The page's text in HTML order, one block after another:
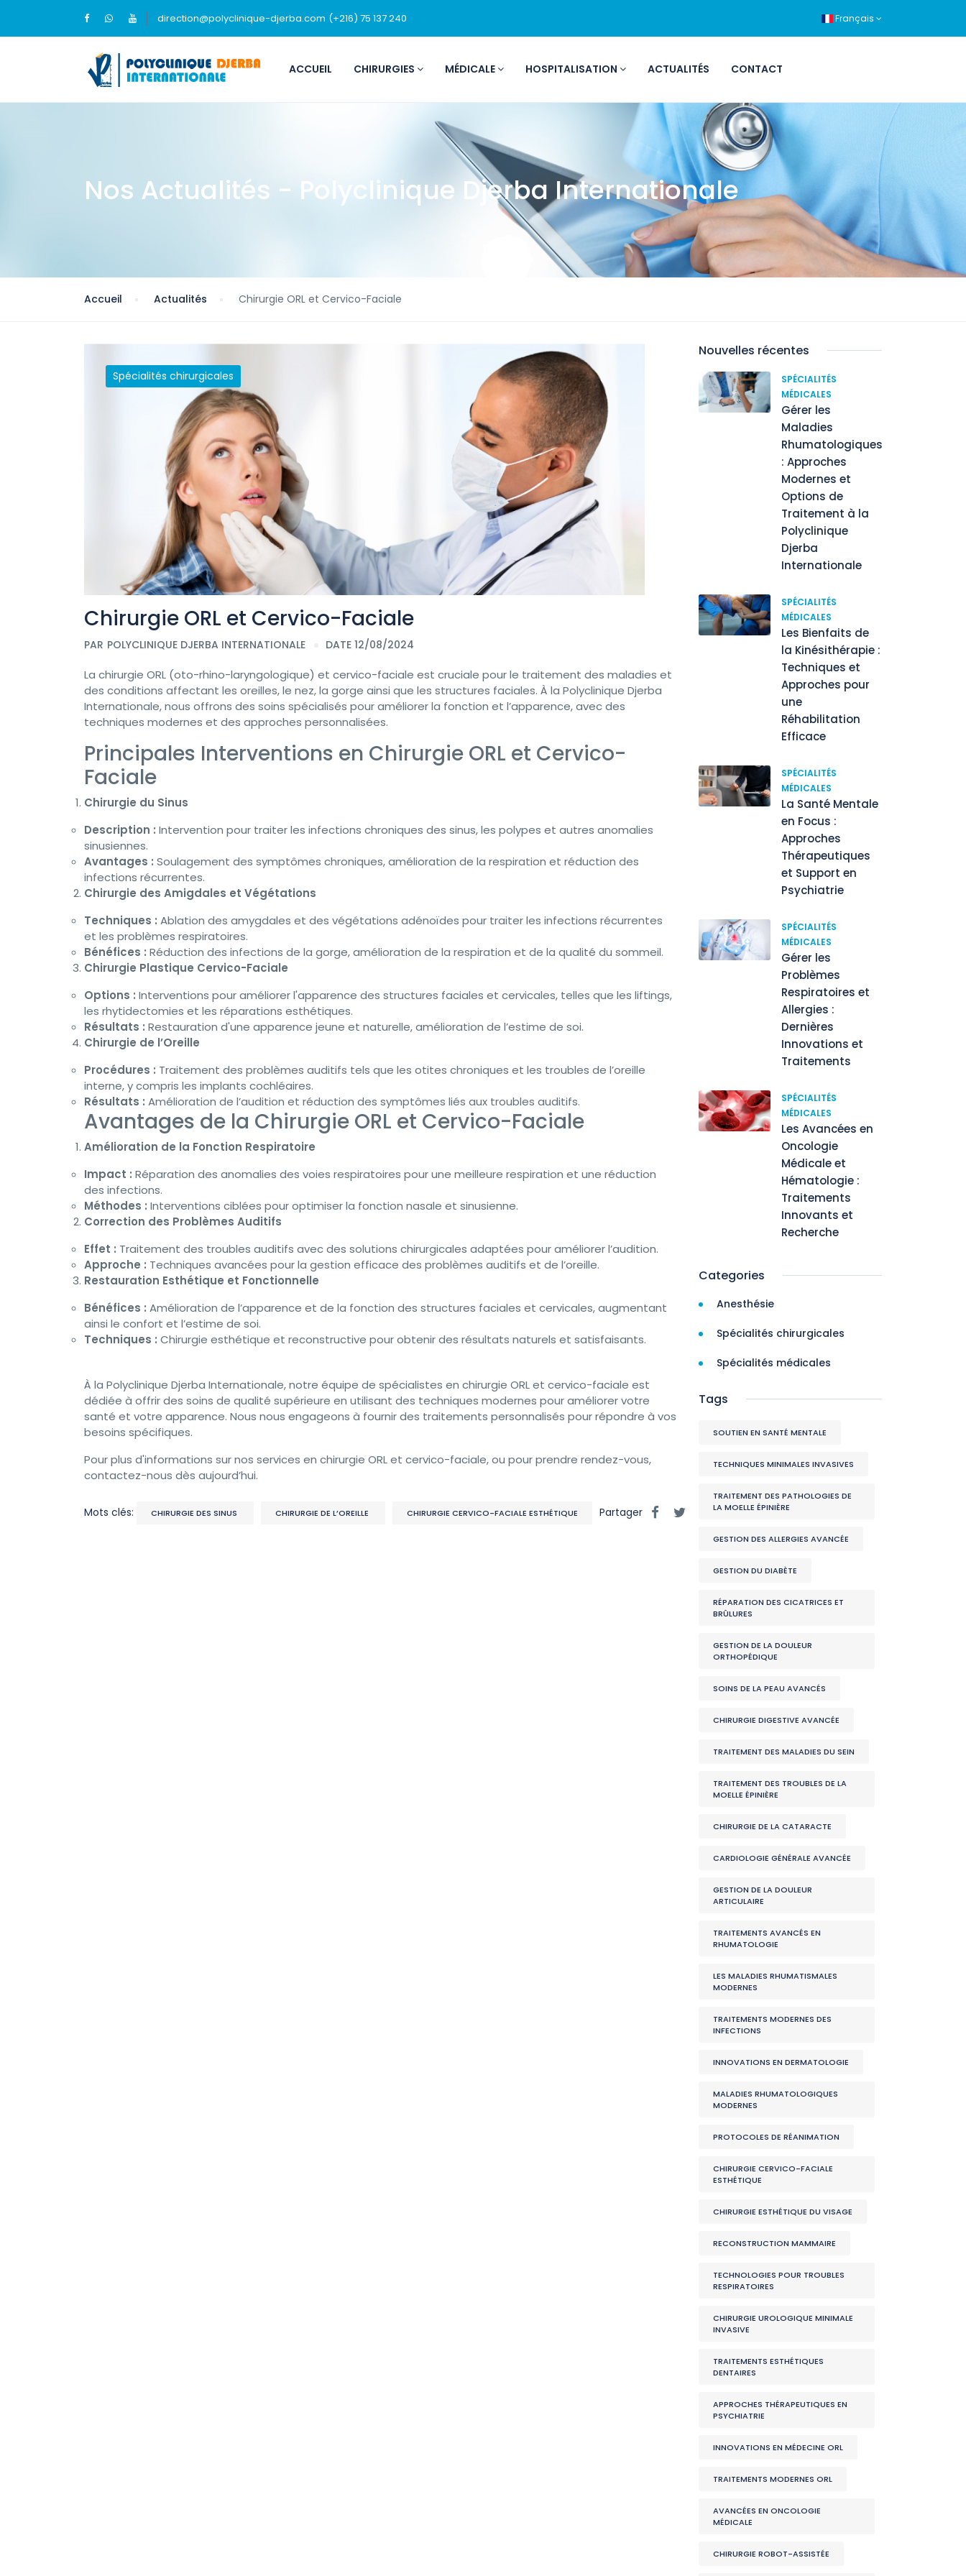
direction@polyclinique-djerba.com (+216) 75 137 240 Français
ACCUEIL CHIRURGIES MÉDICALE HOSPITALISATION ACTUALITÉS CONTACT
Nos Actualités - Polyclinique Djerba Internationale
Accueil Actualités Chirurgie ORL et Cervico-Faciale
Spécialités chirurgicales
Chirurgie ORL et Cervico-Faciale
PAR POLYCLINIQUE DJERBA INTERNATIONALE DATE 12/08/2024
La chirurgie ORL (oto-rhino-laryngologique) et cervico-faciale est cruciale pour le traitement des maladies et
des conditions affectant les oreilles, le nez, la gorge ainsi que les structures faciales. À la Polyclinique Djerba
Internationale, nous offrons des soins spécialisés pour améliorer la fonction et l’apparence, avec des
techniques modernes et des approches personnalisées.
Principales Interventions en Chirurgie ORL et Cervico-
Faciale
Chirurgie du Sinus
Description : Intervention pour traiter les infections chroniques des sinus, les polypes et autres anomalies
sinusiennes.
Avantages : Soulagement des symptômes chroniques, amélioration de la respiration et réduction des
infections récurrentes.
Chirurgie des Amigdales et Végétations
Techniques : Ablation des amygdales et des végétations adénoïdes pour traiter les infections récurrentes
et les problèmes respiratoires.
Bénéfices : Réduction des infections de la gorge, amélioration de la respiration et de la qualité du sommeil.
Chirurgie Plastique Cervico-Faciale
Options : Interventions pour améliorer l'apparence des structures faciales et cervicales, telles que les liftings,
les rhytidectomies et les réparations esthétiques.
Résultats : Restauration d'une apparence jeune et naturelle, amélioration de l’estime de soi.
Chirurgie de l’Oreille
Procédures : Traitement des problèmes auditifs tels que les otites chroniques et les troubles de l’oreille
interne, y compris les implants cochléaires.
Résultats : Amélioration de l’audition et réduction des symptômes liés aux troubles auditifs.
Avantages de la Chirurgie ORL et Cervico-Faciale
Amélioration de la Fonction Respiratoire
Impact : Réparation des anomalies des voies respiratoires pour une meilleure respiration et une réduction
des infections.
Méthodes : Interventions ciblées pour optimiser la fonction nasale et sinusienne.
Correction des Problèmes Auditifs
Effet : Traitement des troubles auditifs avec des solutions chirurgicales adaptées pour améliorer l’audition.
Approche : Techniques avancées pour la gestion efficace des problèmes auditifs et de l’oreille.
Restauration Esthétique et Fonctionnelle
Bénéfices : Amélioration de l’apparence et de la fonction des structures faciales et cervicales, augmentant
ainsi le confort et l’estime de soi.
Techniques : Chirurgie esthétique et reconstructive pour obtenir des résultats naturels et satisfaisants.
À la Polyclinique Djerba Internationale, notre équipe de spécialistes en chirurgie ORL et cervico-faciale est
dédiée à offrir des soins de qualité supérieure en utilisant des techniques modernes pour améliorer votre
santé et votre apparence. Nous nous engageons à fournir des traitements personnalisés pour répondre à vos
besoins spécifiques.
Pour plus d'informations sur nos services en chirurgie ORL et cervico-faciale, ou pour prendre rendez-vous,
contactez-nous dès aujourd’hui.
Mots clés: CHIRURGIE DES SINUS CHIRURGIE DE L’OREILLE CHIRURGIE CERVICO-FACIALE ESTHÉTIQUE Partager
Nouvelles récentes
SPÉCIALITÉS
MÉDICALES
Gérer les
Maladies
Rhumatologiques
: Approches
Modernes et
Options de
Traitement à la
Polyclinique
Djerba
Internationale
SPÉCIALITÉS
MÉDICALES
Les Bienfaits de
la Kinésithérapie :
Techniques et
Approches pour
une
Réhabilitation
Efficace
SPÉCIALITÉS
MÉDICALES
La Santé Mentale
en Focus :
Approches
Thérapeutiques
et Support en
Psychiatrie
SPÉCIALITÉS
MÉDICALES
Gérer les
Problèmes
Respiratoires et
Allergies :
Dernières
Innovations et
Traitements
SPÉCIALITÉS
MÉDICALES
Les Avancées en
Oncologie
Médicale et
Hématologie :
Traitements
Innovants et
Recherche
Categories
Anesthésie
Spécialités chirurgicales
Spécialités médicales
Tags
SOUTIEN EN SANTÉ MENTALE
TECHNIQUES MINIMALES INVASIVES
TRAITEMENT DES PATHOLOGIES DE
LA MOELLE ÉPINIÈRE
GESTION DES ALLERGIES AVANCÉE
GESTION DU DIABÈTE
RÉPARATION DES CICATRICES ET
BRÛLURES
GESTION DE LA DOULEUR
ORTHOPÉDIQUE
SOINS DE LA PEAU AVANCÉS
CHIRURGIE DIGESTIVE AVANCÉE
TRAITEMENT DES MALADIES DU SEIN
TRAITEMENT DES TROUBLES DE LA
MOELLE ÉPINIÈRE
CHIRURGIE DE LA CATARACTE
CARDIOLOGIE GÉNÉRALE AVANCÉE
GESTION DE LA DOULEUR
ARTICULAIRE
TRAITEMENTS AVANCÉS EN
RHUMATOLOGIE
LES MALADIES RHUMATISMALES
MODERNES
TRAITEMENTS MODERNES DES
INFECTIONS
INNOVATIONS EN DERMATOLOGIE
MALADIES RHUMATOLOGIQUES
MODERNES
PROTOCOLES DE RÉANIMATION
CHIRURGIE CERVICO-FACIALE
ESTHÉTIQUE
CHIRURGIE ESTHÉTIQUE DU VISAGE
RECONSTRUCTION MAMMAIRE
TECHNOLOGIES POUR TROUBLES
RESPIRATOIRES
CHIRURGIE UROLOGIQUE MINIMALE
INVASIVE
TRAITEMENTS ESTHÉTIQUES
DENTAIRES
APPROCHES THÉRAPEUTIQUES EN
PSYCHIATRIE
INNOVATIONS EN MÉDECINE ORL
TRAITEMENTS MODERNES ORL
AVANCÉES EN ONCOLOGIE
MÉDICALE
CHIRURGIE ROBOT-ASSISTÉE